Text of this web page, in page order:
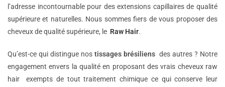
l’adresse incontournable pour des extensions capillaires de qualité
supérieure et naturelles. Nous sommes fiers de vous proposer des
cheveux de qualité supérieure, le Raw Hair.
Qu’est-ce qui distingue nos tissages brésiliens des autres ? Notre
engagement envers la qualité en proposant des vrais cheveux raw
hair exempts de tout traitement chimique ce qui conserve leur